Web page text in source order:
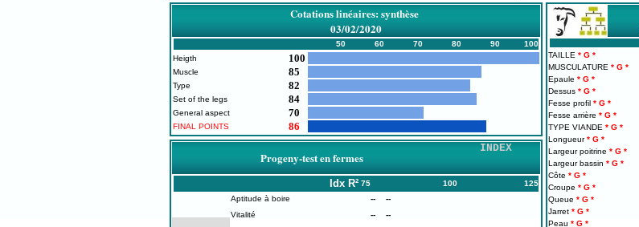
Cotations linéaires: synthèse
03/02/2020
50 60 70 80 90
100
Heigth
100
Muscle 85
Type 82
Set of the legs 84
General aspect 70
FINAL POINTS 86
TAILLE
MUSCULATURE
Epaule
Dessus
Fesse profil
Fesse arrière
TYPE VIANDE
Longueur
Largeur poitrine
Largeur bassin
Côte
Croupe
Queue
Jarret
Peau
Progeny-test en fermes
INDEX
Idx R² 75 100
125
Aptitude à boire
--
--
Vitalité
--
--